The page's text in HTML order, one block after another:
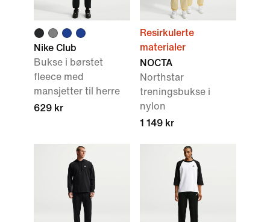
Nike Club
Bukse i børstet
fleece med
mansjetter til herre
629 kr
Resirkulerte
materialer
NOCTA
Northstar
treningsbukse i
nylon
1 149 kr